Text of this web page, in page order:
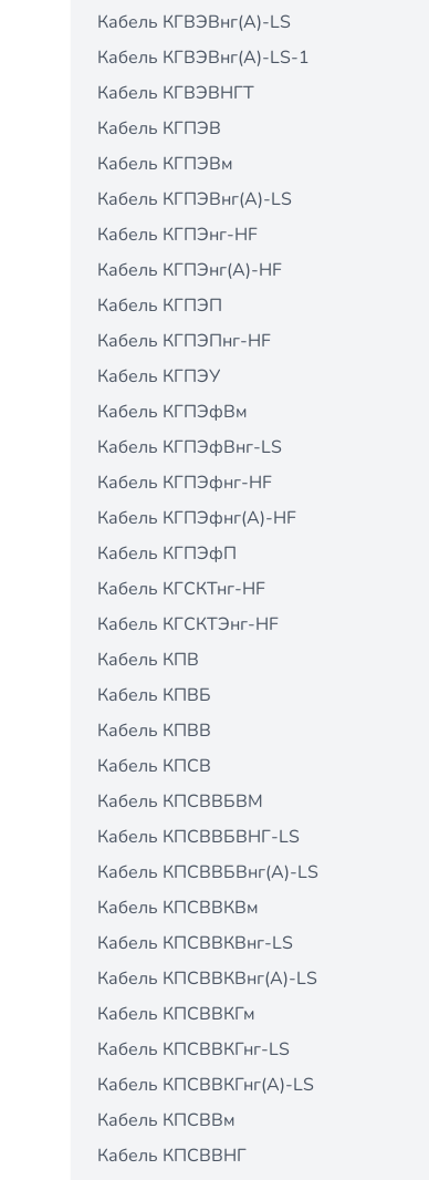
Кабель КГВЭВнг(А)-LS
Кабель КГВЭВнг(А)-LS-1
Кабель КГВЭВНГТ
Кабель КГПЭВ
Кабель КГПЭВм
Кабель КГПЭВнг(А)-LS
Кабель КГПЭнг-HF
Кабель КГПЭнг(А)-HF
Кабель КГПЭП
Кабель КГПЭПнг-HF
Кабель КГПЭУ
Кабель КГПЭфВм
Кабель КГПЭфВнг-LS
Кабель КГПЭфнг-HF
Кабель КГПЭфнг(А)-HF
Кабель КГПЭфП
Кабель КГСКТнг-HF
Кабель КГСКТЭнг-HF
Кабель КПВ
Кабель КПВБ
Кабель КПВВ
Кабель КПСВ
Кабель КПСВВБВМ
Кабель КПСВВБВНГ-LS
Кабель КПСВВБВнг(А)-LS
Кабель КПСВВКВм
Кабель КПСВВКВнг-LS
Кабель КПСВВКВнг(А)-LS
Кабель КПСВВКГм
Кабель КПСВВКГнг-LS
Кабель КПСВВКГнг(А)-LS
Кабель КПСВВм
Кабель КПСВВНГ